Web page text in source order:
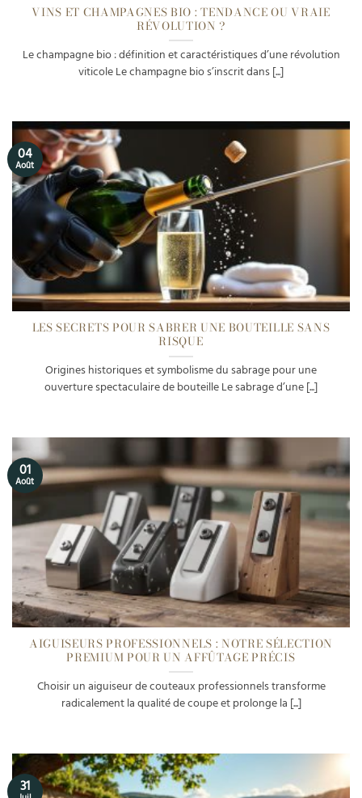
VINS ET CHAMPAGNES BIO : TENDANCE OU VRAIE
RÉVOLUTION ?
Le champagne bio : définition et caractéristiques d’une révolution
viticole Le champagne bio s’inscrit dans [...]
LES SECRETS POUR SABRER UNE BOUTEILLE SANS
RISQUE
Origines historiques et symbolisme du sabrage pour une
ouverture spectaculaire de bouteille Le sabrage d’une [...]
04
Août
AIGUISEURS PROFESSIONNELS : NOTRE SÉLECTION
PREMIUM POUR UN AFFÛTAGE PRÉCIS
Choisir un aiguiseur de couteaux professionnels transforme
radicalement la qualité de coupe et prolonge la [...]
01
Août
31